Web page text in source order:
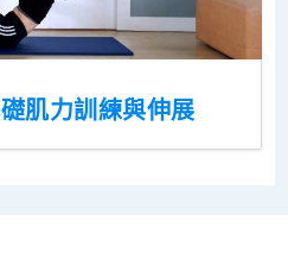
肌力訓練與伸展